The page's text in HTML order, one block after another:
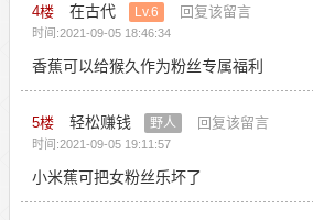
4楼 在古代 Lv.6 回复该留言
时间:2021-09-05 18:46:34
香蕉可以给猴久作为粉丝专属福利
5楼 轻松赚钱 野人 回复该留言
时间:2021-09-05 19:11:57
小米蕉可把女粉丝乐坏了